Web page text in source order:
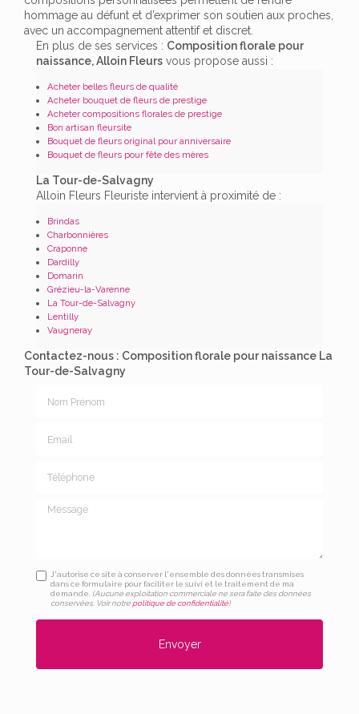
hommage au défunt et d’exprimer son soutien aux proches,
avec un accompagnement attentif et discret.
En plus de ses services : Composition florale pour
naissance, Alloin Fleurs vous propose aussi :
Acheter belles fleurs de qualité
Acheter bouquet de fleurs de prestige
Acheter compositions florales de prestige
Bon artisan fleursite
Bouquet de fleurs original pour anniversaire
Bouquet de fleurs pour fête des mères
La Tour-de-Salvagny
Alloin Fleurs Fleuriste intervient à proximité de :
Brindas
Charbonnières
Craponne
Dardilly
Domarin
Grézieu-la-Varenne
La Tour-de-Salvagny
Lentilly
Vaugneray
Contactez-nous : Composition florale pour naissance La
Tour-de-Salvagny
Message
J'autorise ce site à conserver l'ensemble des données transmises
dans ce formulaire pour faciliter le suivi et le traitement de ma
demande. (Aucune exploitation commerciale ne sera faite des données
conservées. Voir notre politique de confidentialité)